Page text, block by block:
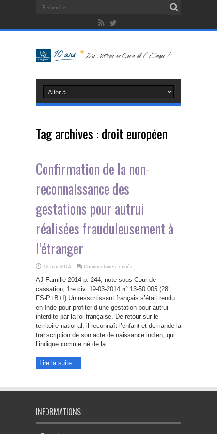
Tag archives : droit européen
Confirmation de la non-
reconnaissance des
gestations pour autrui
réalisées frauduleusement à
l’étranger
12 mai 2014 Commentaires fermés
de
la
non-
reconnaissance
des
pour
réalisées
frauduleusement
l’étranger
AJ Famille 2014 p. 244, note sous Cour de
cassation, 1re civ. 19-03-2014 n° 13-50.005 (281
FS-P+B+I) Un ressortissant français s’était rendu
en Inde pour profiter d’une gestation pour autrui
interdite par la loi française. De retour sur le
territoire national, il reconnaît l’enfant et demande la
transcription de son acte de naissance indien, qui
l’indique comme né de la ...
Lire la suite...
INFORMATIONS